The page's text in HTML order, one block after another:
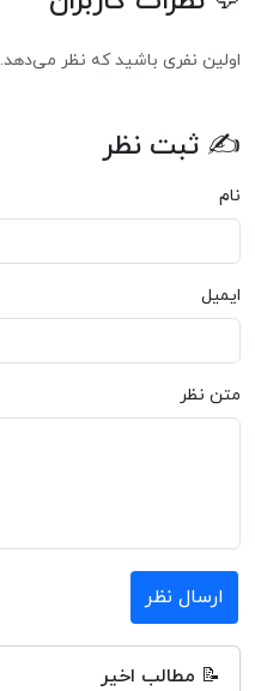
اولین نفری باشید که نظر می‌دهد.
✍ ثبت نظر
نام
ایمیل
متن نظر
ارسال نظر
📝 مطالب اخیر